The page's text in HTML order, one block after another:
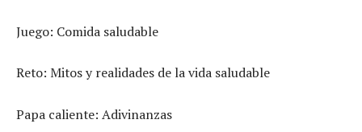
Juego: Comida saludable
Reto: Mitos y realidades de la vida saludable
Papa caliente: Adivinanzas